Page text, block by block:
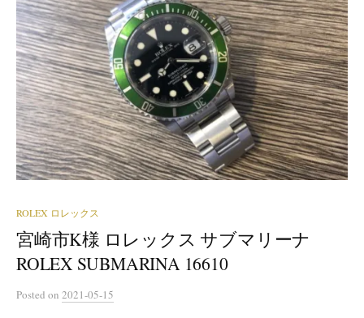
ROLEX ロレックス
宮崎市K様 ロレックス サブマリーナ
ROLEX SUBMARINA 16610
Posted on 2021-05-15